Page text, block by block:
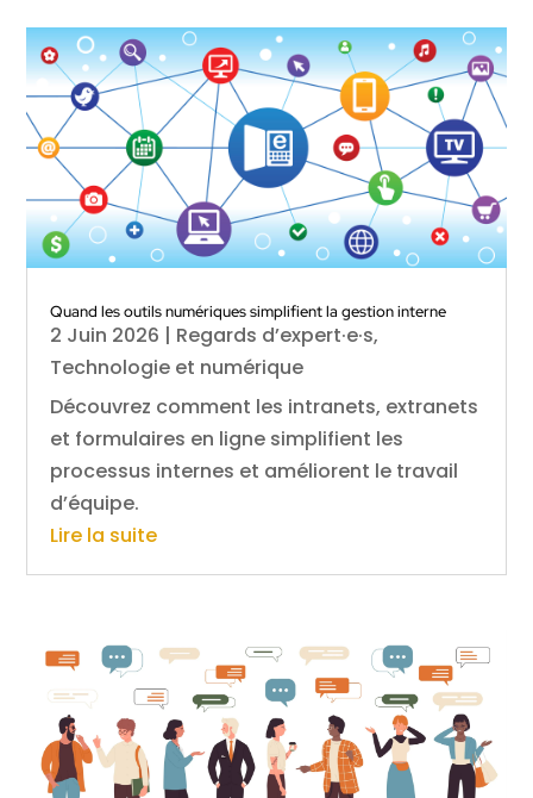
Quand les outils numériques simplifient la gestion interne
2 Juin 2026 | Regards d’expert·e·s,
Technologie et numérique
Découvrez comment les intranets, extranets
et formulaires en ligne simplifient les
processus internes et améliorent le travail
d’équipe.
Lire la suite